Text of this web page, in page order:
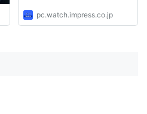
pc.watch.impress.co.jp